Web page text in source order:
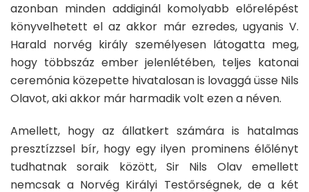
azonban minden addiginál komolyabb előrelépést
könyvelhetett el az akkor már ezredes, ugyanis V.
Harald norvég király személyesen látogatta meg,
hogy többszáz ember jelenlétében, teljes katonai
ceremónia közepette hivatalosan is lovaggá üsse Nils
Olavot, aki akkor már harmadik volt ezen a néven.
Amellett, hogy az állatkert számára is hatalmas
presztízzsel bír, hogy egy ilyen prominens élőlényt
tudhatnak soraik között, Sir Nils Olav emellett
nemcsak a Norvég Királyi Testőrségnek, de a két